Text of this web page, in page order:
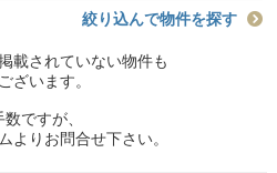
絞り込んで物件を探す
載されていない物件も
ざいます。
数ですが、
よりお問合せ下さい。